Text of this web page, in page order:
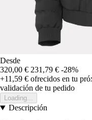
Desde
320,00 € 231,79 € -28%
+11,59 € ofrecidos en tu
validación de tu pedido
Loading...
Descripción